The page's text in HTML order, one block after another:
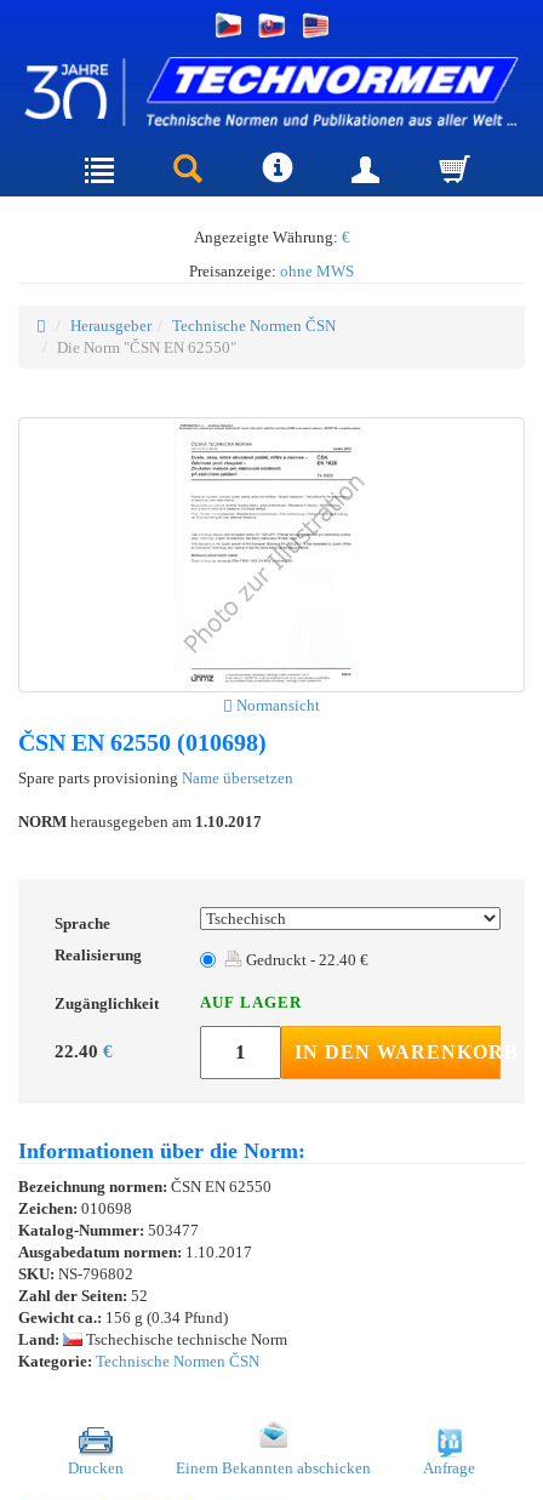
Angezeigte Währung: €
Preisanzeige: ohne MWS
Herausgeber
Technische Normen ČSN
Die Norm "ČSN EN 62550"
Normansicht
ČSN EN 62550 (010698)
Spare parts provisioning Name übersetzen
NORM herausgegeben am 1.10.2017
Sprache
Realisierung
Gedruckt - 22.40 €
Zugänglichkeit AUF LAGER
22.40 € IN DEN WARENKORB
Informationen über die Norm:
Bezeichnung normen: ČSN EN 62550
Zeichen: 010698
Katalog-Nummer: 503477
Ausgabedatum normen: 1.10.2017
SKU: NS-796802
Zahl der Seiten: 52
Gewicht ca.: 156 g (0.34 Pfund)
Land:
Tschechische technische Norm
Kategorie: Technische Normen ČSN
Drucken Einem Bekannten abschicken Anfrage